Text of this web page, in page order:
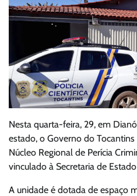
Nesta quarta-feira, 29, em
estado, o Governo do
Núcleo Regional de Perícia
vinculado à Secretaria de
A unidade é dotada de espaço